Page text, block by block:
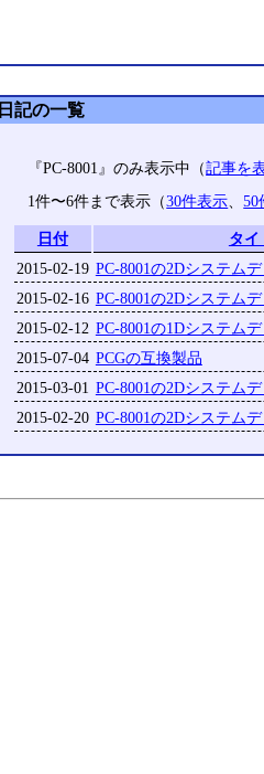
日記の一覧
『PC-8001』のみ表示中（記事を
1件〜6件まで表示（30件表示、50
日付
タイ
2015-02-19 PC-8001の2Dシステム
2015-02-16 PC-8001の2Dシステム
2015-02-12 PC-8001の1Dシステム
2015-07-04 PCGの互換製品
2015-03-01 PC-8001の2Dシステム
2015-02-20 PC-8001の2Dシステム